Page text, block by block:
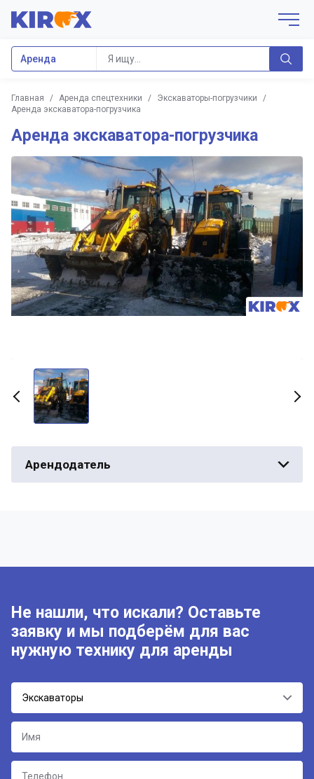
Аренда
Главная / Аренда спецтехники / Экскаваторы-погрузчики
/
Аренда экскаватора-погрузчика
Аренда экскаватора-погрузчика
Арендодатель
Не нашли, что искали? Оставьте
заявку и мы подберём для вас
нужную технику для аренды
Экскаваторы